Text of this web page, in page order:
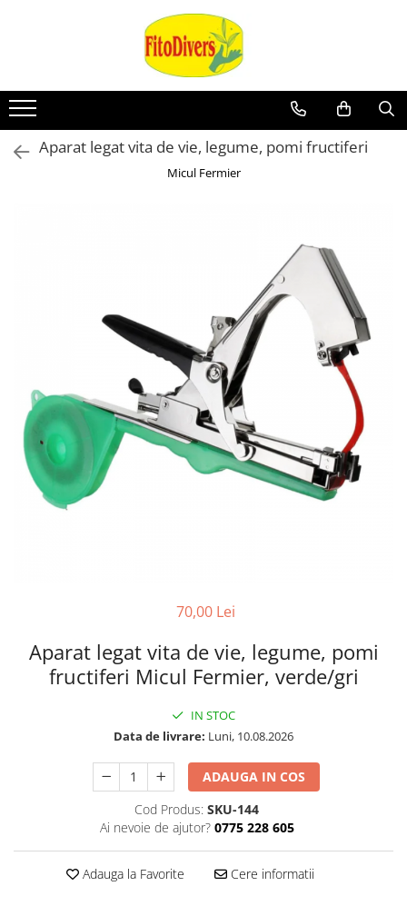
Aparat legat vita de vie, legume, pomi fructiferi
Micul Fermier
70,00 Lei
Aparat legat vita de vie, legume, pomi
fructiferi Micul Fermier, verde/gri
IN STOC
Data de livrare: Luni, 10.08.2026
ADAUGA IN COS
Cod Produs: SKU-144
Ai nevoie de ajutor? 0775 228 605
Adauga la Favorite Cere informatii